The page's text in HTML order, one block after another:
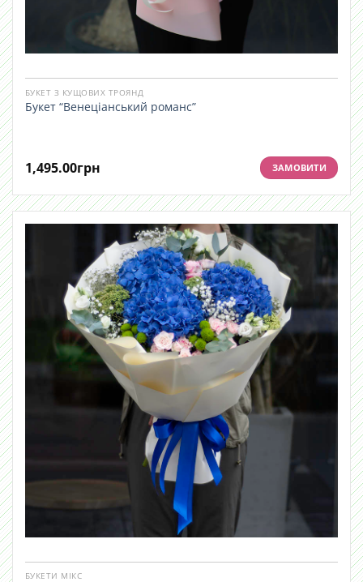
БУКЕТ З КУЩОВИХ ТРОЯНД
Букет “Венеціанський романс”
1,495.00грн ЗАМОВИТИ
БУКЕТИ МІКС